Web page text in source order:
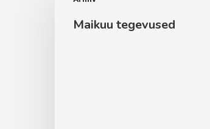
tegevused
Maikuu tegevused